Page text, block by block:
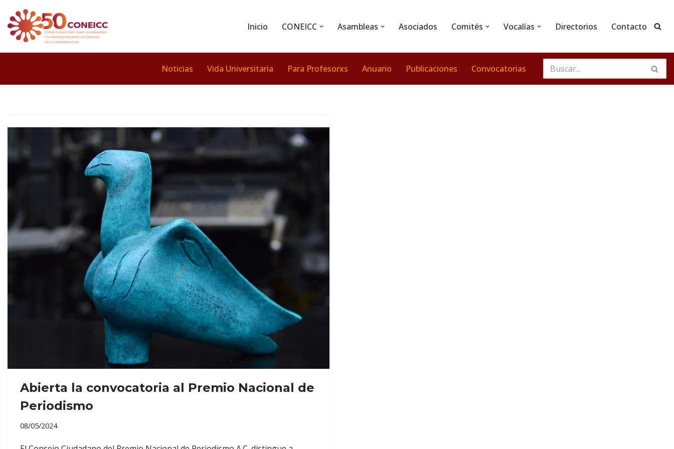
Saltar
contenido
Inicio CONEICC Asambleas Asociados Comités Vocalías Directorios Contacto
Noticias Vida Universitaria Para Profesorxs Anuario Publicaciones Convocatorias
Abierta la convocatoria al Premio Nacional de
Periodismo
08/05/2024